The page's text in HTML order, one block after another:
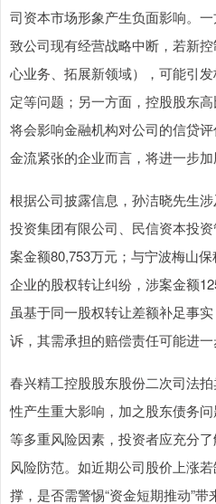
司资本市场形象产生负面影响。
致公司现有经营战略中断，若新
心业务、拓展新领域），可能引
定等问题；另一方面，控股股东
将会影响金融机构对公司的信贷
金流紧张的企业而言，将进一步加
根据公司披露信息，孙洁晓先生
投资集团有限公司、民信资本投
案金额80,753万元；与宁波梅山
企业的股权转让纠纷，涉案金额
虽基于同一股权转让差额补足事
诉，其需承担的赔偿责任可能进一
春兴精工控股股东股份二次司法
性产生重大影响，加之股东债务
等多重风险因素，投资者应充分
风险防范。如近期公司股价上涨
撑，是否需警惕“资金短期推动”